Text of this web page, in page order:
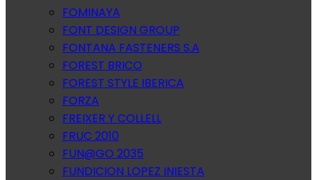
FOMINAYA
FONT DESIGN GROUP
FONTANA FASTENERS S.A
FOREST BRICO
FOREST STYLE IBERICA
FORZA
FREIXER Y COLLELL
FRUC 2010
FUN@GO 2035
FUNDICION LOPEZ INIESTA